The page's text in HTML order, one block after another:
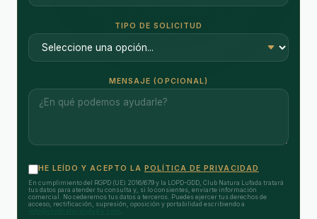
TIPO DE SOLICITUD
MENSAJE (OPCIONAL)
HE LEÍDO Y ACEPTO LA POLÍTICA DE PRIVACIDAD
En cumplimiento del RGPD (UE) 2016/679 y la LOPD-GDD, Club Natura Lufada tratará
tus datos para atender tu consulta y, si lo consientes, enviarte información
comercial. No cederemos tus datos a terceros. Puedes ejercer tus derechos de
acceso, rectificación, supresión, oposición y portabilidad escribiendo a